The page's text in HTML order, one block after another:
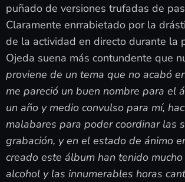
puñado de versiones trufadas de
Claramente enrrabietado por la
de la actividad en directo durante la
Ojeda suena más contundente que
proviene de un tema que no acabó
me pareció un buen nombre para el
un año y medio convulso para mí,
malabares para poder coordinar las
grabación, y en el estado de ánimo
creado este álbum han tenido
alcohol y las innumerables horas